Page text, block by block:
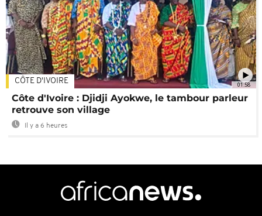
01:58
CÔTE D'IVOIRE
Côte d'Ivoire : Djidji Ayokwe, le tambour parleur
retrouve son village
Il y a 6 heures